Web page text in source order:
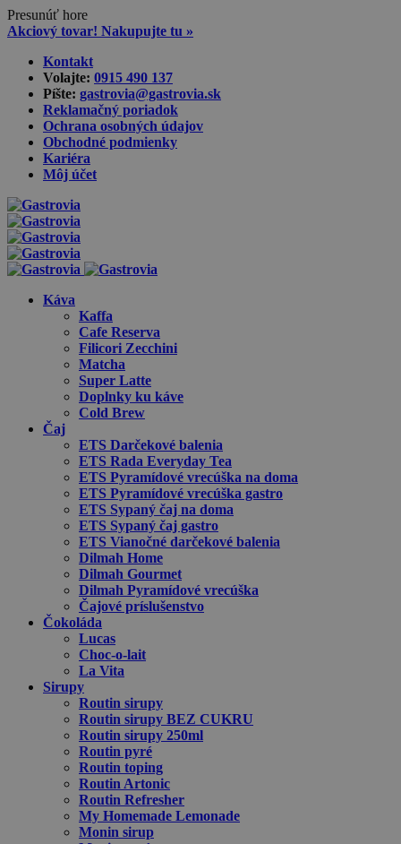
Presunúť hore
Akciový tovar! Nakupujte tu »
content
Kontakt
Volajte: 0915 490 137‬
Píšte: gastrovia@gastrovia.sk‬
Reklamačný poriadok
Ochrana osobných údajov
Obchodné podmienky
Kariéra
Môj účet
Káva
Kaffa
Cafe Reserva
Filicori Zecchini
Matcha
Super Latte
Doplnky ku káve
Cold Brew
Čaj
ETS Darčekové balenia
ETS Rada Everyday Tea
ETS Pyramídové vrecúška na doma
ETS Pyramídové vrecúška gastro
ETS Sypaný čaj na doma
ETS Sypaný čaj gastro
ETS Vianočné darčekové balenia
Dilmah Home
Dilmah Gourmet
Dilmah Pyramídové vrecúška
Čajové príslušenstvo
Čokoláda
Lucas
Choc-o-lait
La Vita
Sirupy
Routin sirupy
Routin sirupy BEZ CUKRU
Routin sirupy 250ml
Routin pyré
Routin toping
Routin Artonic
Routin Refresher
My Homemade Lemonade
Monin sirup